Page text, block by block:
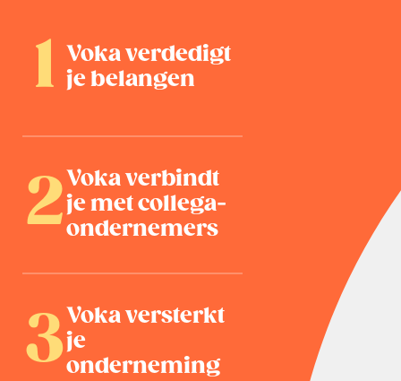
Voka verdedigt
je belangen
Voka verbindt
je met collega-
ondernemers
Voka versterkt
je
onderneming